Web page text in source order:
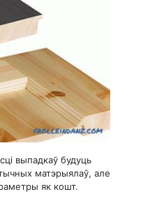
выпадкаў будуць
матэрыялаў, але
як кошт.